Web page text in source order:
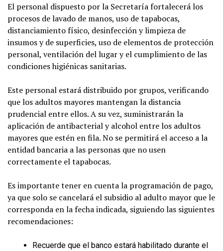
El personal dispuesto por la Secretaría fortalecerá los
procesos de lavado de manos, uso de tapabocas,
distanciamiento físico, desinfección y limpieza de
insumos y de superficies, uso de elementos de protección
personal, ventilación del lugar y el cumplimiento de las
condiciones higiénicas sanitarias.
Este personal estará distribuido por grupos, verificando
que los adultos mayores mantengan la distancia
prudencial entre ellos. A su vez, suministrarán la
aplicación de antibacterial y alcohol entre los adultos
mayores que estén en fila. No se permitirá el acceso a la
entidad bancaria a las personas que no usen
correctamente el tapabocas.
Es importante tener en cuenta la programación de pago,
ya que solo se cancelará el subsidio al adulto mayor que le
corresponda en la fecha indicada, siguiendo las siguientes
recomendaciones:
Recuerde que el banco estará habilitado durante el